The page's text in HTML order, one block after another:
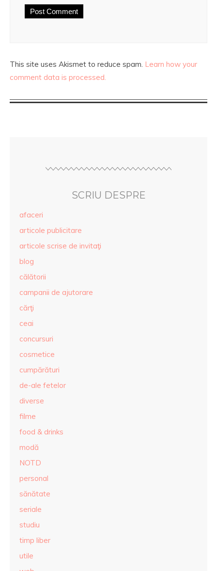
This site uses Akismet to reduce spam. Learn how your
comment data is processed.
SCRIU DESPRE
afaceri
articole publicitare
articole scrise de invitaţi
blog
călătorii
campanii de ajutorare
cărţi
ceai
concursuri
cosmetice
cumpărături
de-ale fetelor
diverse
filme
food & drinks
modă
NOTD
personal
sănătate
seriale
studiu
timp liber
utile